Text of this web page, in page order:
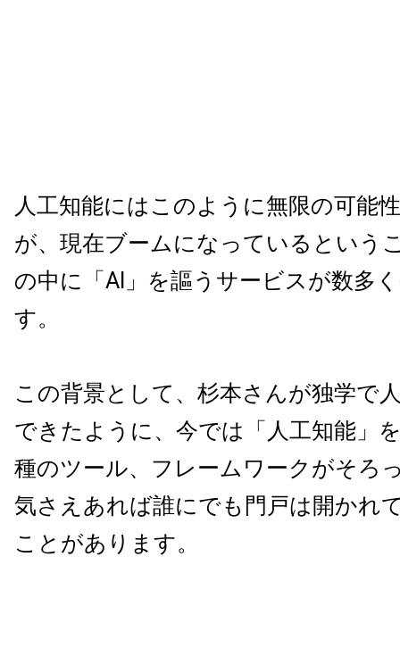
人工知能にはこのように無限の可能
が、現在ブームになっているという
の中に「AI」を謳うサービスが数多
す。
この背景として、杉本さんが独学で
できたように、今では「人工知能」
種のツール、フレームワークがそろ
気さえあれば誰にでも門戸は開かれ
ことがあります。